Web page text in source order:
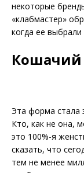
некоторые
«клабмастер»
когда ее
Кошачий
Эта форма стала
Кто, как не она,
это 100%-я
сказать, что
тем не менее